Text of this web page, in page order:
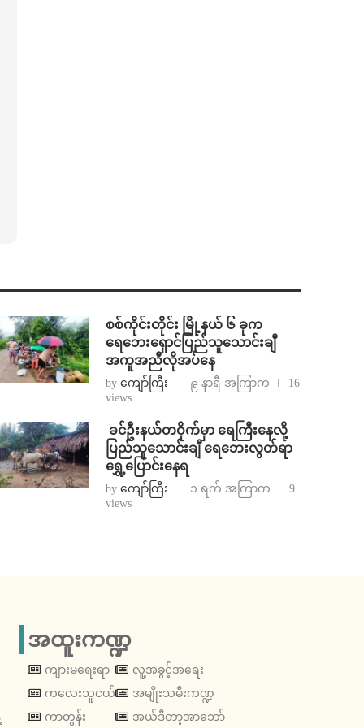
စစ်ကိုင်းတိုင်း မြို့နယ် ၆ ခုက
ရေဘေးရှောင်ပြည်သူသောင်းချီ
အကူအညီလိုအပ်နေ
byကျော်ကြီး ၉ နာရီ အကြာက
16
views
⁩ ⁨ခင်ဦးနယ်တဝိုက်မှာ ရေကြီးနေလို့
ပြည်သူသောင်းချီ ရေဘေးလွတ်ရာ
ရွှေ့ပြောင်းနေရ
byကျော်ကြီး ၁ ရက် အကြာက
9
views
အထူးကဏ္ဍ
ကျားမရေးရာ
ကလေးသူငယ်
ကာတွန်း
လူ့အခွင့်အရေး
အမျိုးသမီးကဏ္ဍ
အယ်ဒီတာ့အာဘော်